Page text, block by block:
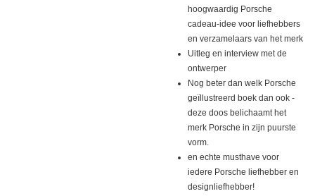
hoogwaardig Porsche
cadeau-idee voor liefhebbers
en verzamelaars van het merk
Uitleg en interview met de
ontwerper
Nog beter dan welk Porsche
geïllustreerd boek dan ook -
deze doos belichaamt het
merk Porsche in zijn puurste
vorm.
en echte musthave voor
iedere Porsche liefhebber en
designliefhebber!